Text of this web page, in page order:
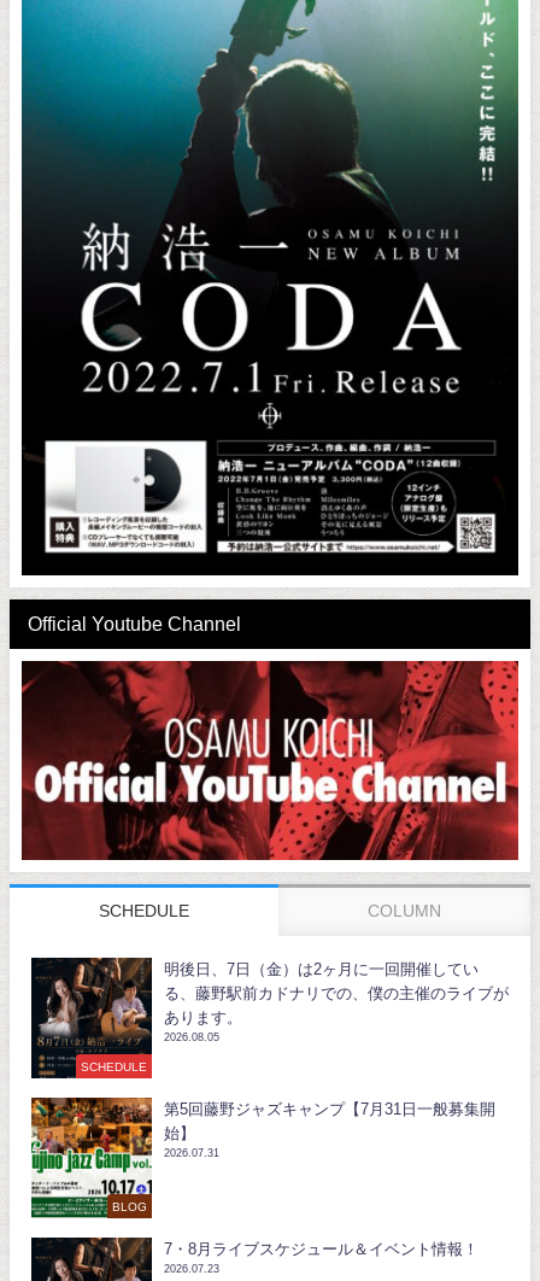
Official Youtube Channel
SCHEDULE COLUMN
SCHEDULE
明後日、7日（金）は2ヶ月に一回開催してい
る、藤野駅前カドナリでの、僕の主催のライブが
あります。
2026.08.05
BLOG
第5回藤野ジャズキャンプ【7月31日一般募集開
始】
2026.07.31
7・8月ライブスケジュール＆イベント情報！
2026.07.23